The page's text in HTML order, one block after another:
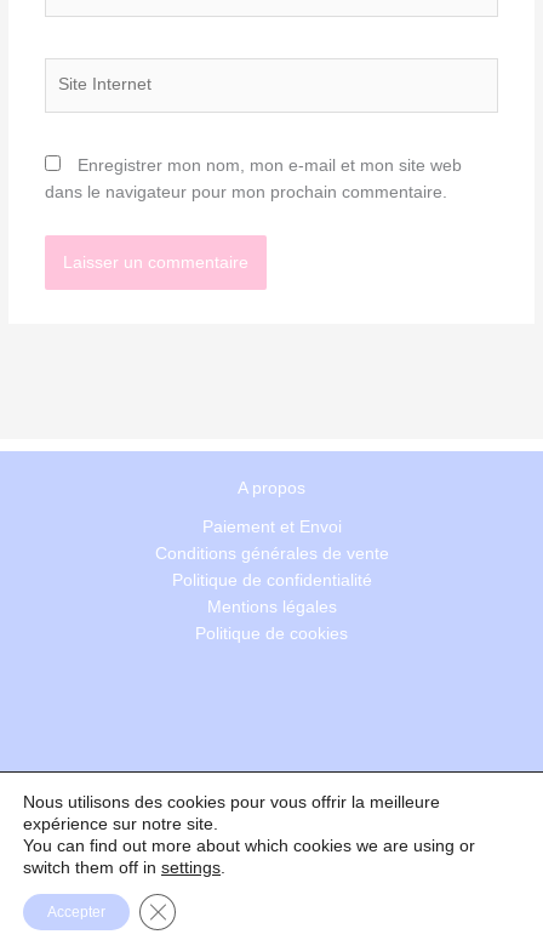
Enregistrer mon nom, mon e-mail et mon site web
dans le navigateur pour mon prochain commentaire.
A propos
Paiement et Envoi
Conditions générales de vente
Politique de confidentialité
Mentions légales
Politique de cookies
Recherche
Nous utilisons des cookies pour vous offrir la meilleure
expérience sur notre site.
You can find out more about which cookies we are using or
switch them off in settings
Accepter Fermer la bannière des cookies GDPR